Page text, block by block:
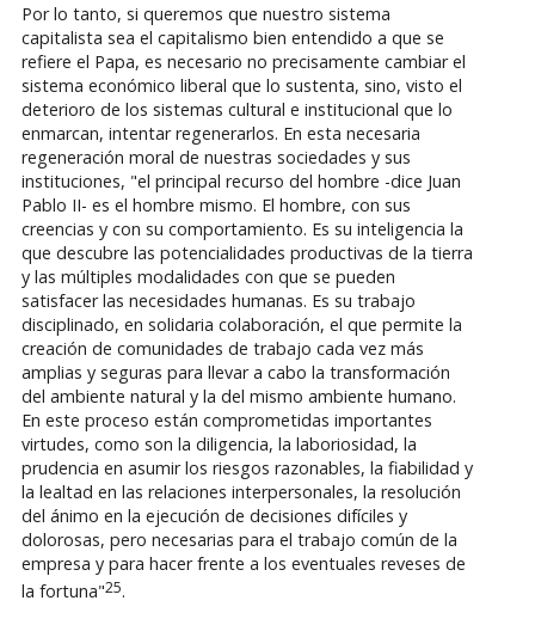
Por lo tanto, si queremos que nuestro sistema
capitalista sea el capitalismo bien entendido a que se
refiere el Papa, es necesario no precisamente cambiar el
sistema económico liberal que lo sustenta, sino, visto el
deterioro de los sistemas cultural e institucional que lo
enmarcan, intentar regenerarlos. En esta necesaria
regeneración moral de nuestras sociedades y sus
instituciones, "el principal recurso del hombre -dice Juan
Pablo II- es el hombre mismo. El hombre, con sus
creencias y con su comportamiento. Es su inteligencia la
que descubre las potencialidades productivas de la tierra
y las múltiples modalidades con que se pueden
satisfacer las necesidades humanas. Es su trabajo
disciplinado, en solidaria colaboración, el que permite la
creación de comunidades de trabajo cada vez más
amplias y seguras para llevar a cabo la transformación
del ambiente natural y la del mismo ambiente humano.
En este proceso están comprometidas importantes
virtudes, como son la diligencia, la laboriosidad, la
prudencia en asumir los riesgos razonables, la fiabilidad y
la lealtad en las relaciones interpersonales, la resolución
del ánimo en la ejecución de decisiones difíciles y
dolorosas, pero necesarias para el trabajo común de la
empresa y para hacer frente a los eventuales reveses de
la fortuna"25.